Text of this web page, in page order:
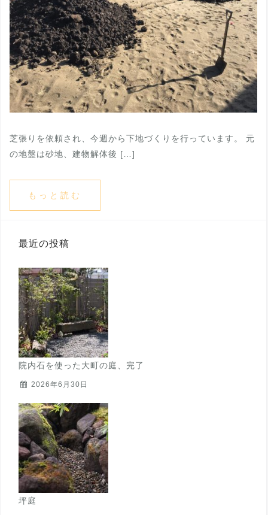
芝張りを依頼され、今週から下地づくりを行っています。 元
の地盤は砂地、建物解体後 […]
もっと読む
最近の投稿
院内石を使った大町の庭、完了
2026年6月30日
坪庭